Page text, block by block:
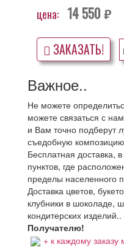
цена: 14 550 руб.
ЗАКАЗАТЬ!
Важное..
Не можете
можете связаться с
и Вам точно подберут
съедобную
Бесплатная доставка,
пунктов, где
пределы населенного
Доставка цветов,
клубники в шоколаде,
кондитерских изделий..
Получателю!
+ к каждому